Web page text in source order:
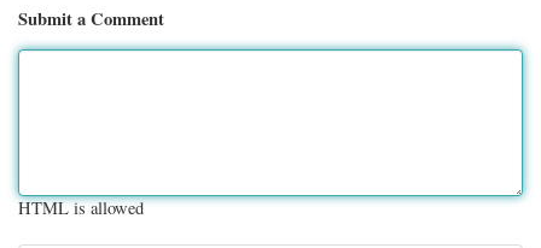
Submit a Comment
HTML is allowed